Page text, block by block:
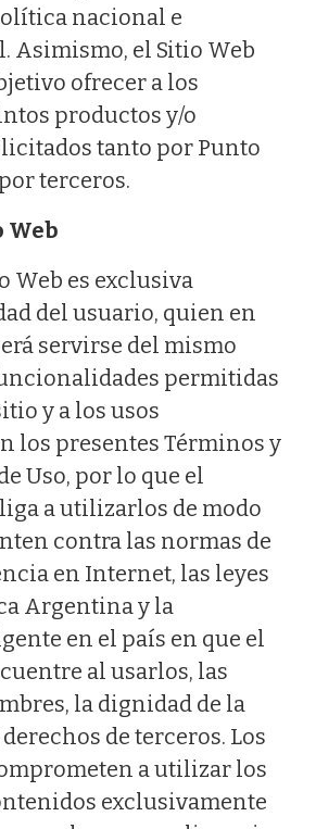
nacional e
Asimismo, el Sitio Web
ofrecer a los
productos y/o
tanto por Punto
terceros.
Web
Web es exclusiva
del usuario, quien en
servirse del mismo
permitidas
y a los usos
los presentes Términos y
Uso, por lo que el
a utilizarlos de modo
contra las normas de
en Internet, las leyes
Argentina y la
en el país en que el
al usarlos, las
la dignidad de la
de terceros. Los
a utilizar los
exclusivamente